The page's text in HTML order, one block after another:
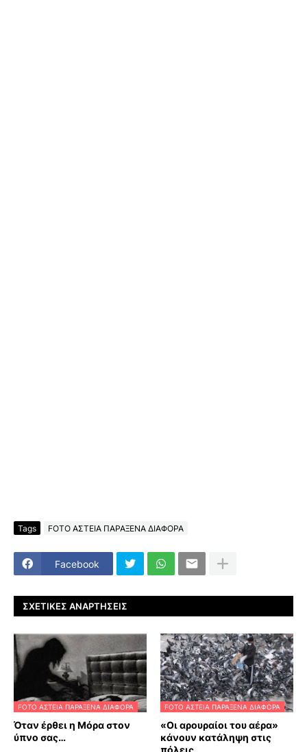
Tags FOTO ΑΣΤΕΙΑ ΠΑΡΑΞΕΝΑ ΔΙΑΦΟΡΑ
Facebook
ΣΧΕΤΙΚΈΣ ΑΝΑΡΤΉΣΕΙΣ
FOTO ΑΣΤΕΙΑ ΠΑΡΑΞΕΝΑ ΔΙΑΦΟΡΑ
Όταν έρθει η Μόρα στον
ύπνο σας…
FOTO ΑΣΤΕΙΑ ΠΑΡΑΞΕΝΑ ΔΙΑΦΟΡΑ
«Οι αρουραίοι του αέρα»
κάνουν κατάληψη στις